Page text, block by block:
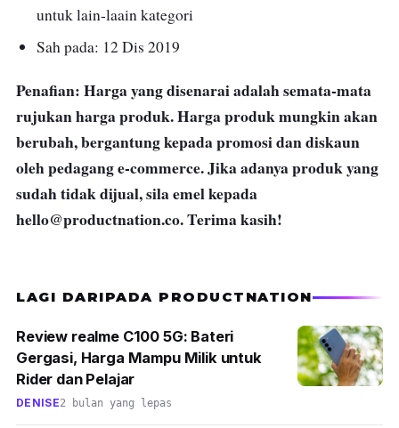
untuk lain-laain kategori
Sah pada: 12 Dis 2019
Penafian: Harga yang disenarai adalah semata-mata
rujukan harga produk. Harga produk mungkin akan
berubah, bergantung kepada promosi dan diskaun
oleh pedagang e-commerce. Jika adanya produk yang
sudah tidak dijual, sila emel kepada
hello@productnation.co. Terima kasih!
LAGI DARIPADA PRODUCTNATION
Review realme C100 5G: Bateri
Gergasi, Harga Mampu Milik untuk
Rider dan Pelajar
DENISE2 bulan yang lepas